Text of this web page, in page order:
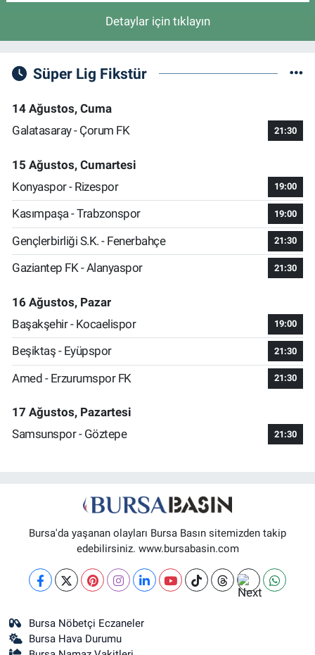
Detaylar için tıklayın
Süper Lig Fikstür
14 Ağustos, Cuma
Galatasaray - Çorum FK
21:30
15 Ağustos, Cumartesi
Konyaspor - Rizespor
19:00
Kasımpaşa - Trabzonspor 19:00
Gençlerbirliği S.K. - Fenerbahçe 21:30
Gaziantep FK - Alanyaspor 21:30
16 Ağustos, Pazar
Başakşehir - Kocaelispor
19:00
Beşiktaş - Eyüpspor 21:30
Amed - Erzurumspor FK 21:30
17 Ağustos, Pazartesi
Samsunspor - Göztepe
21:30
Bursa'da yaşanan olayları Bursa Basın sitemizden takip
edebilirsiniz. www.bursabasin.com
Bursa Nöbetçi Eczaneler
Bursa Hava Durumu